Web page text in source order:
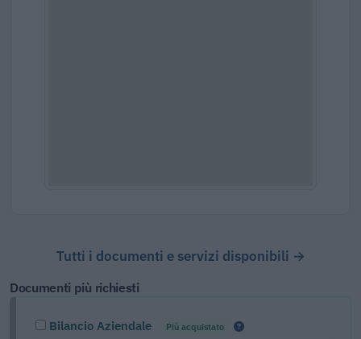
Tutti i documenti e servizi disponibili →
Documenti più richiesti
Bilancio Aziendale Più acquistato